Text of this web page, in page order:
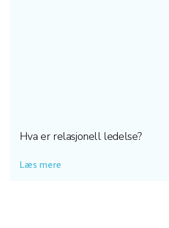
Hva er relasjonell ledelse?
Læs mere